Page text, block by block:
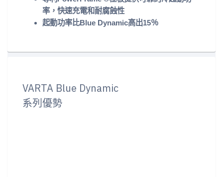
率，快速充電和耐腐蝕性
起動功率比Blue Dynamic高出15％
VARTA Blue Dynamic
系列優勢